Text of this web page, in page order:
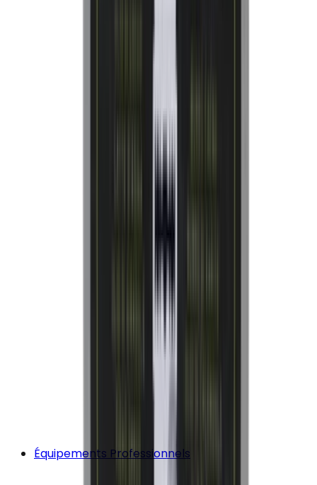
Équipements Professionnels